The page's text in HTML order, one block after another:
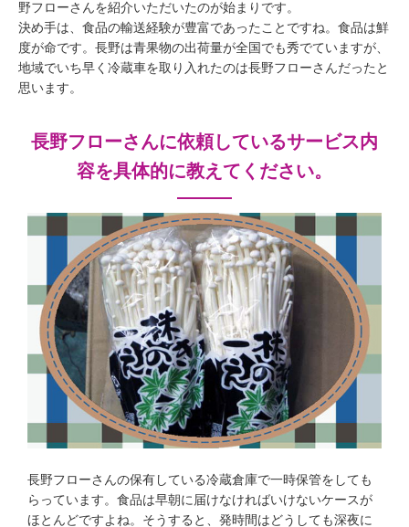
野フローさんを紹介いただいたのが始まりです。
決め手は、食品の輸送経験が豊富であったことですね。食品は鮮
度が命です。長野は青果物の出荷量が全国でも秀でていますが、
地域でいち早く冷蔵車を取り入れたのは長野フローさんだったと
思います。
長野フローさんに依頼しているサービス内
容を具体的に教えてください。
長野フローさんの保有している冷蔵倉庫で一時保管をしても
らっています。食品は早朝に届けなければいけないケースが
ほとんどですよね。そうすると、発時間はどうしても深夜に